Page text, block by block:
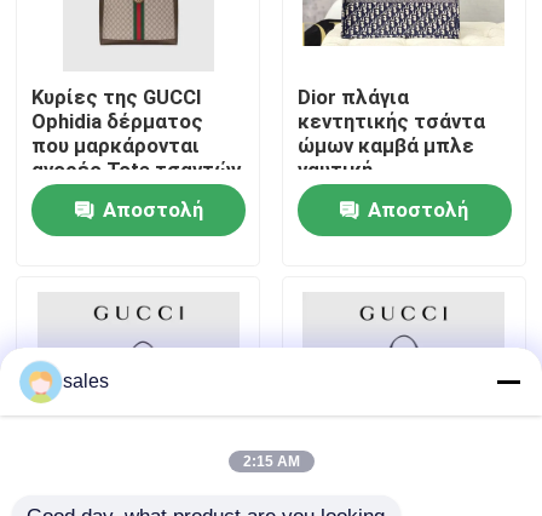
Περίπου εμείς
Γύρος εργοστασίων
Ποιοτικός έλεγχος
Ειδήσεις
Ιστολόγιο
Κυρίες της GUCCI
Ophidia δέρματος
που μαρκάρονται
αγορές Tote τσαντών
ώμων
Αποστολή
Dior πλάγια
κεντητικής τσάντα
ώμων καμβά μπλε
ναυτική
μαρκαρισμένη
χριστιανικό βιβλίο
μεγάλο
Αποστολή
sales
2:15 AM